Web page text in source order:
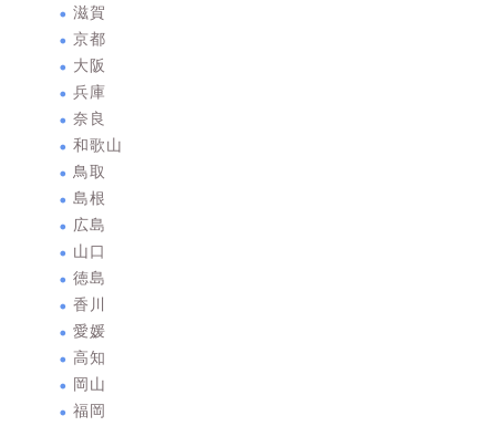
滋賀
京都
大阪
兵庫
奈良
和歌山
鳥取
島根
広島
山口
徳島
香川
愛媛
高知
岡山
福岡